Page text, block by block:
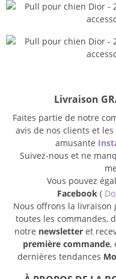
Livraison
Faites partie de notre
avis de nos clients et
amusante
Suivez-nous et ne
Vous pouvez
Facebook (
Nous offrons la
toutes les commandes,
notre newsletter et
première commande,
dernières tendances